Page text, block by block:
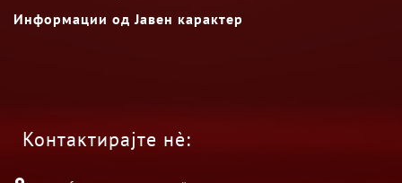
Информации од Јавен карактер
Контактирајте нè: